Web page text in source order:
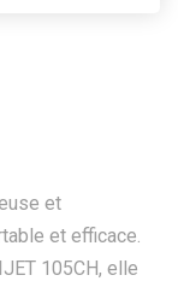
et
et efficace.
105CH, elle